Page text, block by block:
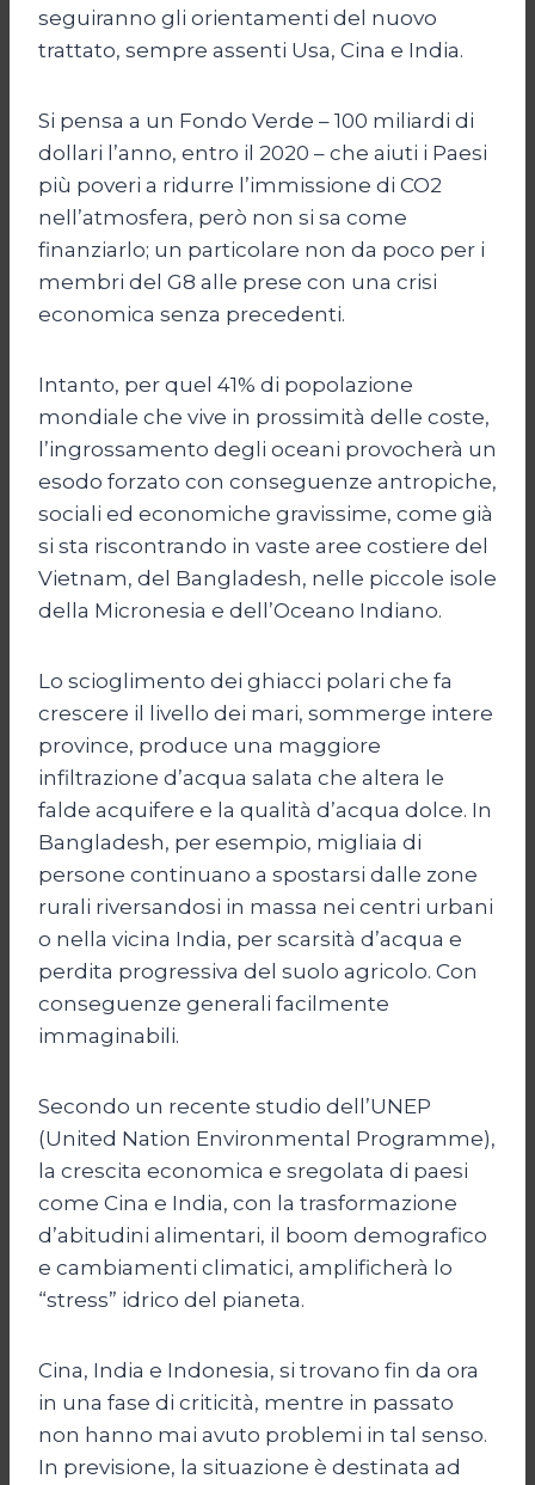
seguiranno gli orientamenti del nuovo
trattato, sempre assenti Usa, Cina e India.
Si pensa a un Fondo Verde – 100 miliardi di
dollari l’anno, entro il 2020 – che aiuti i Paesi
più poveri a ridurre l’immissione di CO2
nell’atmosfera, però non si sa come
finanziarlo; un particolare non da poco per i
membri del G8 alle prese con una crisi
economica senza precedenti.
Intanto, per quel 41% di popolazione
mondiale che vive in prossimità delle coste,
l’ingrossamento degli oceani provocherà un
esodo forzato con conseguenze antropiche,
sociali ed economiche gravissime, come già
si sta riscontrando in vaste aree costiere del
Vietnam, del Bangladesh, nelle piccole isole
della Micronesia e dell’Oceano Indiano.
Lo scioglimento dei ghiacci polari che fa
crescere il livello dei mari, sommerge intere
province, produce una maggiore
infiltrazione d’acqua salata che altera le
falde acquifere e la qualità d’acqua dolce. In
Bangladesh, per esempio, migliaia di
persone continuano a spostarsi dalle zone
rurali riversandosi in massa nei centri urbani
o nella vicina India, per scarsità d’acqua e
perdita progressiva del suolo agricolo. Con
conseguenze generali facilmente
immaginabili.
Secondo un recente studio dell’UNEP
(United Nation Environmental Programme),
la crescita economica e sregolata di paesi
come Cina e India, con la trasformazione
d’abitudini alimentari, il boom demografico
e cambiamenti climatici, amplificherà lo
“stress” idrico del pianeta.
Cina, India e Indonesia, si trovano fin da ora
in una fase di criticità, mentre in passato
non hanno mai avuto problemi in tal senso.
In previsione, la situazione è destinata ad